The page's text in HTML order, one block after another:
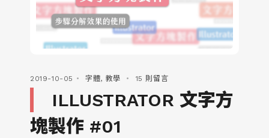
2019-10-05 字體, 教學 15 則留言
ILLUSTRATOR 文字方
塊製作 #01